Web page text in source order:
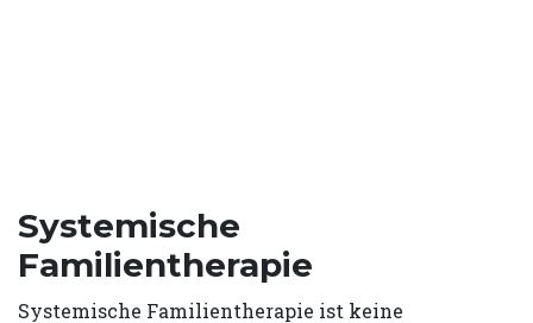
Systemische
Familientherapie
Systemische Familientherapie ist keine